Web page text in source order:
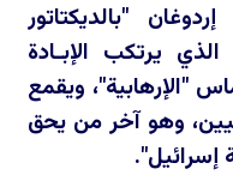
"بالديكتاتور
يرتكب الإبـادة
"الإرهابية"، ويقمع
وهو آخر من يحق